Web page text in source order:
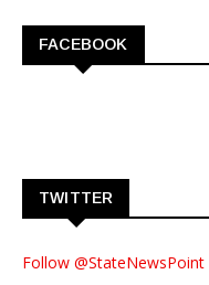
FACEBOOK
TWITTER
Follow @StateNewsPoint